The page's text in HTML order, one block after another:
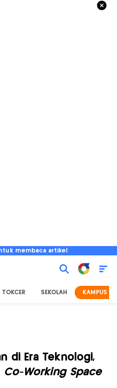
membaca artikel
TOKCER SEKOLAH KAMPUS
di Era Teknologi,
Co-Working Space